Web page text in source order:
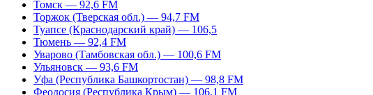
Томск — 92,6 FM
Торжок (Тверская обл.) — 94,7 FM
Туапсе (Краснодарский край) — 106,5
Тюмень — 92,4 FM
Уварово (Тамбовская обл.) — 100,6 FM
Ульяновск — 93,6 FM
Уфа (Республика Башкортостан) — 98,8 FM
Феодосия (Республика Крым) — 106,1 FM